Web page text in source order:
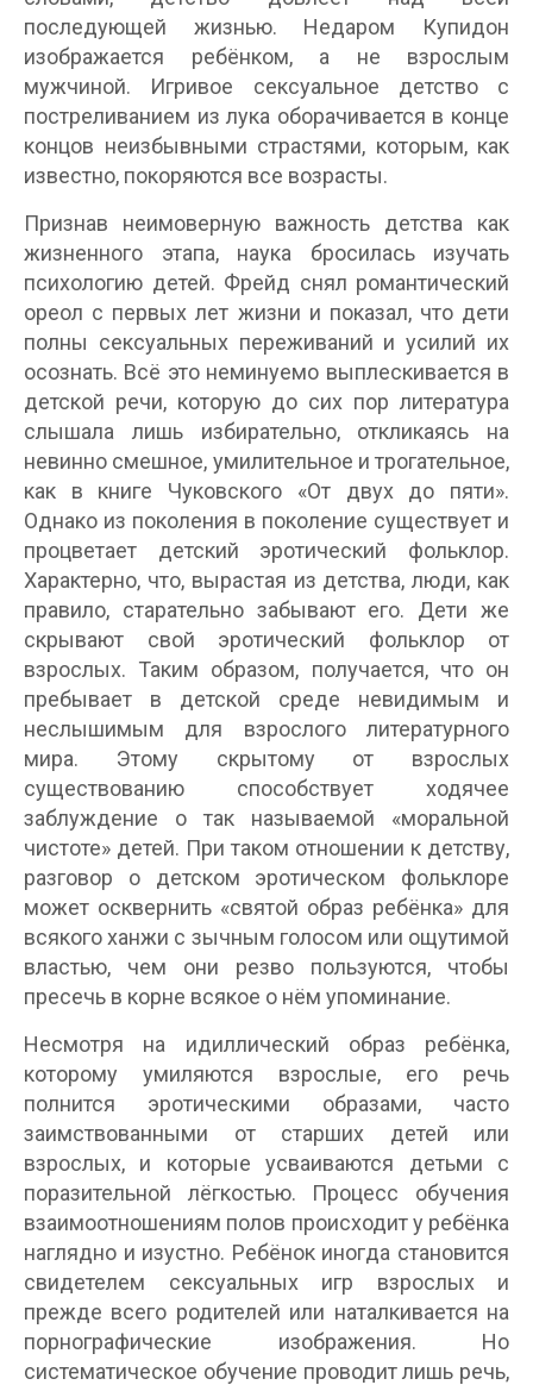
последующей жизнью. Недаром Купидон
изображается ребёнком, а не взрослым
мужчиной. Игривое сексуальное детство с
постреливанием из лука оборачивается в конце
концов неизбывными страстями, которым, как
известно, покоряются все возрасты.
Признав неимоверную важность детства как
жизненного этапа, наука бросилась изучать
психологию детей. Фрейд снял романтический
ореол с первых лет жизни и показал, что дети
полны сексуальных переживаний и усилий их
осознать. Всё это неминуемо выплескивается в
детской речи, которую до сих пор литература
слышала лишь избирательно, откликаясь на
невинно смешное, умилительное и трогательное,
как в книге Чуковского «От двух до пяти».
Однако из поколения в поколение существует и
процветает детский эротический фольклор.
Характерно, что, вырастая из детства, люди, как
правило, старательно забывают его. Дети же
скрывают свой эротический фольклор от
взрослых. Таким образом, получается, что он
пребывает в детской среде невидимым и
неслышимым для взрослого литературного
мира. Этому скрытому от взрослых
существованию способствует ходячее
заблуждение о так называемой «моральной
чистоте» детей. При таком отношении к детству,
разговор о детском эротическом фольклоре
может осквернить «святой образ ребёнка» для
всякого ханжи с зычным голосом или ощутимой
властью, чем они резво пользуются, чтобы
пресечь в корне всякое о нём упоминание.
Несмотря на идиллический образ ребёнка,
которому умиляются взрослые, его речь
полнится эротическими образами, часто
заимствованными от старших детей или
взрослых, и которые усваиваются детьми с
поразительной лёгкостью. Процесс обучения
взаимоотношениям полов происходит у ребёнка
наглядно и изустно. Ребёнок иногда становится
свидетелем сексуальных игр взрослых и
прежде всего родителей или наталкивается на
порнографические изображения. Но
cистематическое обучение проводит лишь речь,